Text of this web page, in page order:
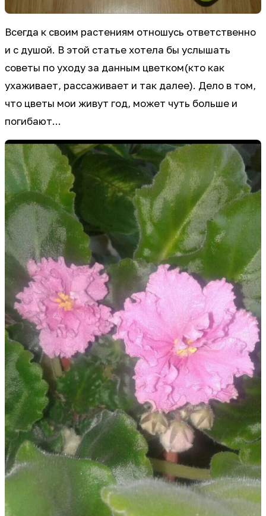
Всегда к своим растениям отношусь ответственно
и с душой. В этой статье хотела бы услышать
советы по уходу за данным цветком(кто как
ухаживает, рассаживает и так далее). Дело в том,
что цветы мои живут год, может чуть больше и
погибают...